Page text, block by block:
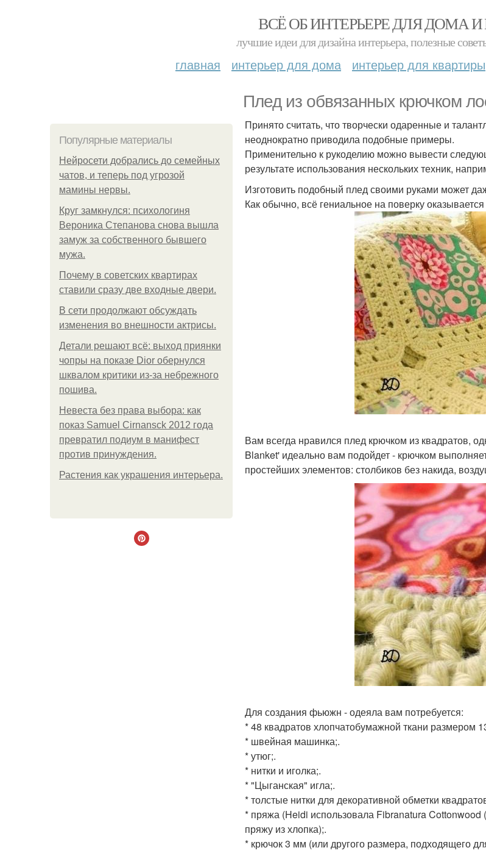
ВСЁ ОБ ИНТЕРЬЕРЕ ДЛЯ ДОМА
лучшие идеи для дизайна интерьера, полезные
главная интерьер для дома интерьер для квартиры
Плед из обвязанных крючком
Популярные материалы
Нейросети добрались до семейных
чатов, и теперь под угрозой
мамины нервы.
Круг замкнулся: психологиня
Вероника Степанова снова вышла
замуж за собственного бывшего
мужа.
Почему в советских квартирах
ставили сразу две входные двери.
В сети продолжают обсуждать
изменения во внешности актрисы.
Детали решают всё: выход приянки
чопры на показе Dior обернулся
шквалом критики из-за небрежного
пошива.
Невеста без права выбора: как
показ Samuel Cirnansck 2012 года
превратил подиум в манифест
против принуждения.
Растения как украшения интерьера.
Принято считать, что творчески одаренные и
неоднократно приводила подобные примеры.
Применительно к рукоделию можно вывести
результате использования нескольких техник,
Изготовить подобный плед своими руками может
Как обычно, всё гениальное на поверку
Вам всегда нравился плед крючком из квадратов,
Blanket' идеально вам подойдет - крючком
простейших элементов: столбиков без накида,
Для создания фьюжн - одеяла вам потребуется:
* 48 квадратов хлопчатобумажной ткани размером
* швейная машинка;.
* утюг;.
* нитки и иголка;.
* "Цыганская" игла;.
* толстые нитки для декоративной обметки
* пряжа (Heidi использовала Fibranatura
пряжу из хлопка);.
* крючок 3 мм (или другого размера, подходящего